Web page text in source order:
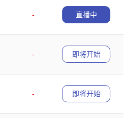
-
直播中
-
即将开始
-
即将开始